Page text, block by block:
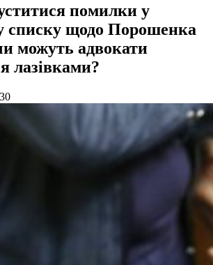
помилки у
списку щодо Порошенка
можуть адвокати
лазівками?